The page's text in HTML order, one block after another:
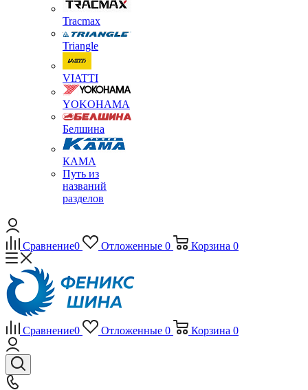
Tracmax
Triangle
VIATTI
YOKOHAMA
Белшина
КАМА
Путь из
названий
разделов
Сравнение0 Отложенные 0 Корзина 0
Сравнение0 Отложенные 0 Корзина 0